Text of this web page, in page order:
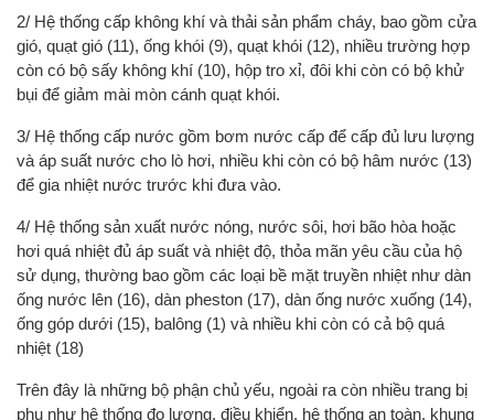
2/ Hệ thống cấp không khí và thải sản phẩm cháy, bao gồm cửa
gió, quạt gió (11), ống khói (9), quạt khói (12), nhiều trường hợp
còn có bộ sấy không khí (10), hộp tro xỉ, đôi khi còn có bộ khử
bụi để giảm mài mòn cánh quạt khói.
3/ Hệ thống cấp nước gồm bơm nước cấp để cấp đủ lưu lượng
và áp suất nước cho lò hơi, nhiều khi còn có bộ hâm nước (13)
để gia nhiệt nước trước khi đưa vào.
4/ Hệ thống sản xuất nước nóng, nước sôi, hơi bão hòa hoặc
hơi quá nhiệt đủ áp suất và nhiệt độ, thỏa mãn yêu cầu của hộ
sử dụng, thường bao gồm các loại bề mặt truyền nhiệt như dàn
ống nước lên (16), dàn pheston (17), dàn ống nước xuống (14),
ống góp dưới (15), balông (1) và nhiều khi còn có cả bộ quá
nhiệt (18)
Trên đây là những bộ phận chủ yếu, ngoài ra còn nhiều trang bị
phụ như hệ thống đo lượng, điều khiển, hệ thống an toàn, khung